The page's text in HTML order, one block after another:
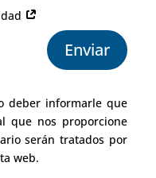
Enviar
deber informarle que
que nos proporcione
serán tratados por
web.